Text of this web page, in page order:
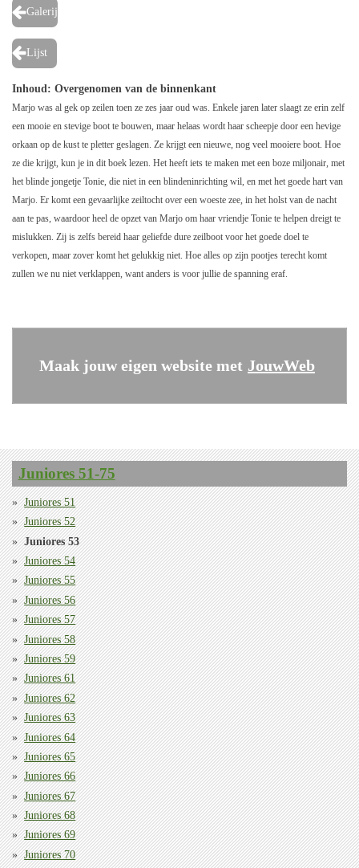
Galerij
Lijst
Inhoud: Overgenomen van de binnenkant
Marjo was al gek op zeilen toen ze zes jaar oud was. Enkele jaren later slaagt ze erin zelf
een mooie en stevige boot te bouwen, maar helaas wordt haar scheepje door een hevige
orkaan op de kust te pletter geslagen. Ze krijgt een nieuwe, nog veel mooiere boot. Hoe
ze die krijgt, kun je in dit boek lezen. Het heeft iets te maken met een boze miljonair, met
het blinde jongetje Tonie, die niet in een blindeninrichting wil, en met het goede hart van
Marjo. Er komt een gevaarlijke zeiltocht over een woeste zee, in het holst van de nacht
aan te pas, waardoor heel de opzet van Marjo om haar vriendje Tonie te helpen dreigt te
mislukken. Zij is zelfs bereid haar geliefde dure zeilboot voor het goede doel te
verkopen, maar zover komt het gelukkig niet. Hoe alles op zijn pootjes terecht komt
zullen we nu niet verklappen, want anders is voor jullie de spanning eraf.
Maak jouw eigen website met JouwWeb
Juniores 51-75
Juniores 51
Juniores 52
Juniores 53
Juniores 54
Juniores 55
Juniores 56
Juniores 57
Juniores 58
Juniores 59
Juniores 61
Juniores 62
Juniores 63
Juniores 64
Juniores 65
Juniores 66
Juniores 67
Juniores 68
Juniores 69
Juniores 70